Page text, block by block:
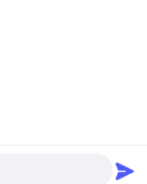
Co., Ltd. Allemaal. Alle